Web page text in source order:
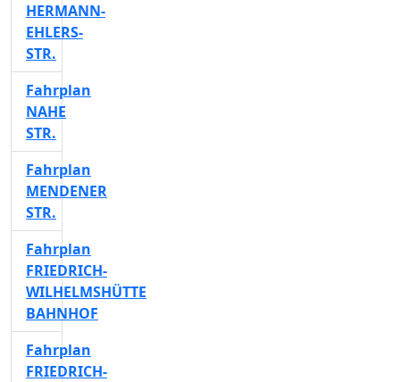
HERMANN-
EHLERS-
STR.
Fahrplan
NAHE
STR.
Fahrplan
MENDENER
STR.
Fahrplan
FRIEDRICH-
WILHELMSHÜTTE
BAHNHOF
Fahrplan
FRIEDRICH-